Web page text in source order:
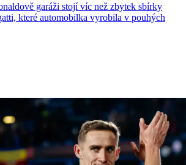
garáži stojí víc než zbytek sbírky
které automobilka vyrobila v pouhých